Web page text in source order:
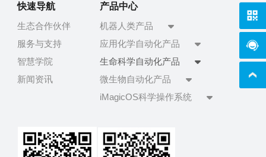
快速导航
生态合作伙伴
服务与支持
智慧学院
新闻资讯
产品中心
机器人类产品
应用化学自动化产品
生命科学自动化产品
微生物自动化产品
iMagicOS科学操作系统
在